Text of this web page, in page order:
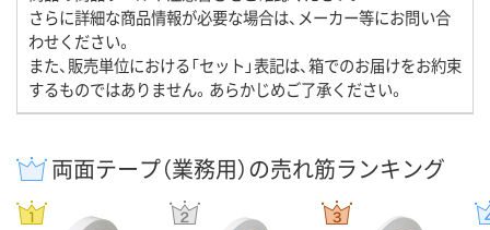
さらに詳細な商品情報が必要な場合は、メーカー等にお問い合
わせください。
また、販売単位における「セット」表記は、箱でのお届けをお約束
するものではありません。あらかじめご了承ください。
両面テープ（業務用）の売れ筋ランキング